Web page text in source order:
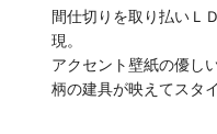
間仕切りを取り払いＬ
現。
アクセント壁紙の優し
柄の建具が映えてスタ